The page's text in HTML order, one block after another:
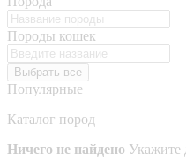
Породы кошек
Выбрать все
Популярные
Каталог пород
Ничего не найдено Укажите